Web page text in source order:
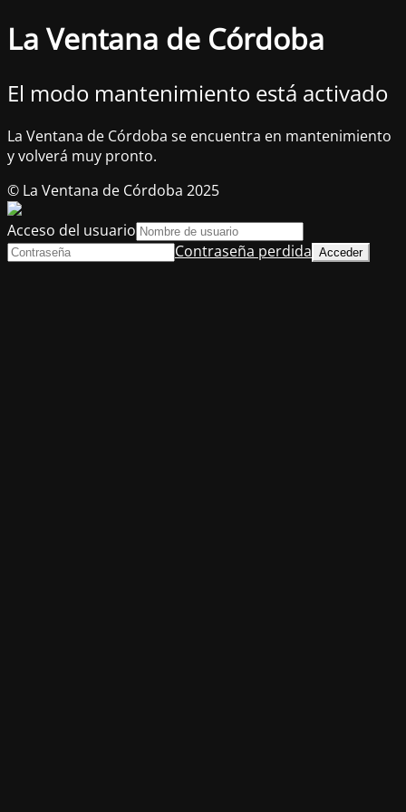
La Ventana de Córdoba
El modo mantenimiento está activado
La Ventana de Córdoba se encuentra en mantenimiento
y volverá muy pronto.
© La Ventana de Córdoba 2025
Acceso del usuario
Contraseña perdida